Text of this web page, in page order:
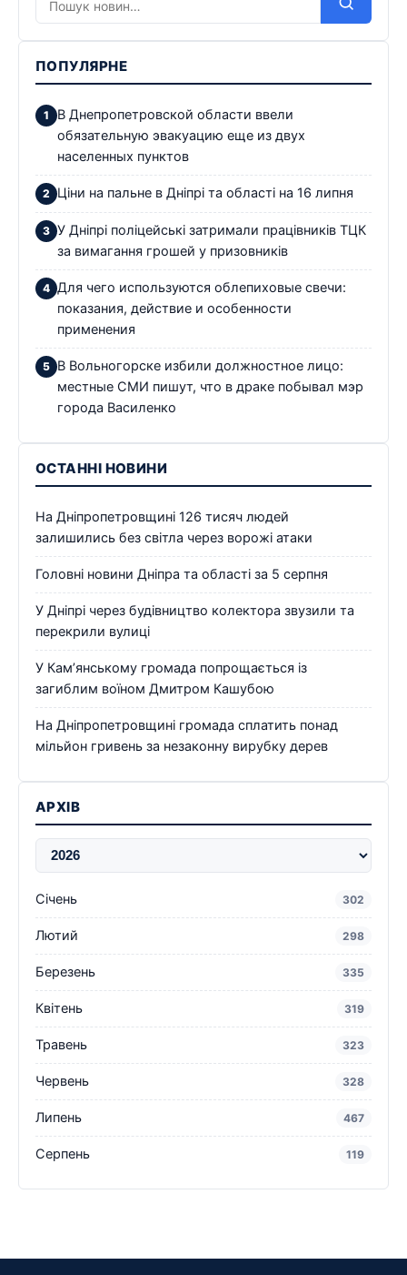
ПОПУЛЯРНЕ
В Днепропетровской области ввели
обязательную эвакуацию еще из двух
населенных пунктов
Ціни на пальне в Дніпрі та області на 16 липня
У Дніпрі поліцейські затримали працівників ТЦК
за вимагання грошей у призовників
Для чего используются облепиховые свечи:
показания, действие и особенности
применения
В Вольногорске избили должностное лицо:
местные СМИ пишут, что в драке побывал мэр
города Василенко
ОСТАННІ НОВИНИ
На Дніпропетровщині 126 тисяч людей
залишились без світла через ворожі атаки
Головні новини Дніпра та області за 5 серпня
У Дніпрі через будівництво колектора звузили та
перекрили вулиці
У Кам’янському громада попрощається із
загиблим воїном Дмитром Кашубою
На Дніпропетровщині громада сплатить понад
мільйон гривень за незаконну вирубку дерев
АРХІВ
Січень 302
Лютий 298
Березень 335
Квітень 319
Травень 323
Червень 328
Липень 467
Серпень 119